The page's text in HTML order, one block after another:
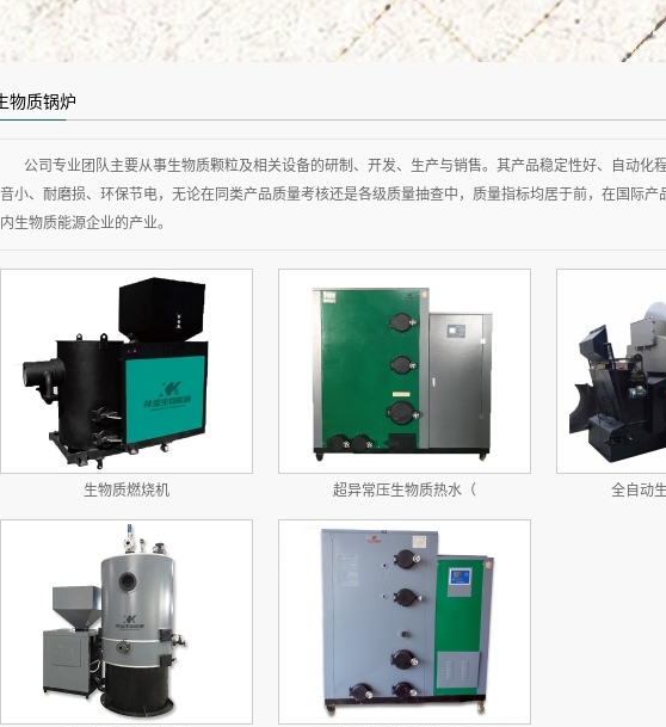
物质锅炉
公司专业团队主要从事生物质颗粒及相关设备的研制、开发、生产与销售。其产品稳定性好、自动化
音小、耐磨损、环保节电，无论在同类产品质量考核还是各级质量抽查中，质量指标均居于前，在国际产
内生物质能源企业的产业。
生物质燃烧机 超异常压生物质热水（ 全自动